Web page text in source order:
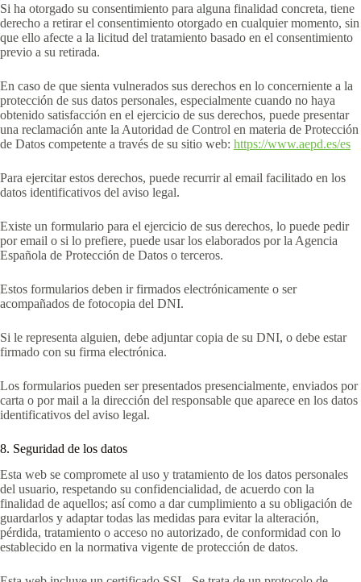
Si ha otorgado su consentimiento para alguna finalidad concreta, tiene
derecho a retirar el consentimiento otorgado en cualquier momento, sin
que ello afecte a la licitud del tratamiento basado en el consentimiento
previo a su retirada.
En caso de que sienta vulnerados sus derechos en lo concerniente a la
protección de sus datos personales, especialmente cuando no haya
obtenido satisfacción en el ejercicio de sus derechos, puede presentar
una reclamación ante la Autoridad de Control en materia de Protección
de Datos competente a través de su sitio web: https://www.aepd.es/es
Para ejercitar estos derechos, puede recurrir al email facilitado en los
datos identificativos del aviso legal.
Existe un formulario para el ejercicio de sus derechos, lo puede pedir
por email o si lo prefiere, puede usar los elaborados por la Agencia
Española de Protección de Datos o terceros.
Estos formularios deben ir firmados electrónicamente o ser
acompañados de fotocopia del DNI.
Si le representa alguien, debe adjuntar copia de su DNI, o debe estar
firmado con su firma electrónica.
Los formularios pueden ser presentados presencialmente, enviados por
carta o por mail a la dirección del responsable que aparece en los datos
identificativos del aviso legal.
8. Seguridad de los datos
Esta web se compromete al uso y tratamiento de los datos personales
del usuario, respetando su confidencialidad, de acuerdo con la
finalidad de aquellos; así como a dar cumplimiento a su obligación de
guardarlos y adaptar todas las medidas para evitar la alteración,
pérdida, tratamiento o acceso no autorizado, de conformidad con lo
establecido en la normativa vigente de protección de datos.